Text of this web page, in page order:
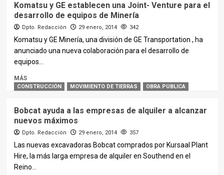
Komatsu y GE establecen una Joint- Venture para el
desarrollo de equipos de Minería
Dpto. Redacción 29 enero, 2014 342
Komatsu y GE Minería, una división de GE Transportation , ha
anunciado una nueva colaboración para el desarrollo de
equipos...
MÁS
CONSTRUCCIÓN MOVIMIENTO DE TIERRAS OBRA PUBLICA
Bobcat ayuda a las empresas de alquiler a alcanzar
nuevos máximos
Dpto. Redacción 29 enero, 2014 357
Las nuevas excavadoras Bobcat comprados por Kursaal Plant
Hire, la más larga empresa de alquiler en Southend en el
Reino...